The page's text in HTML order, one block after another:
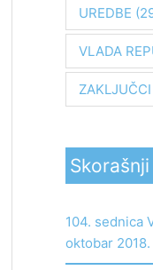
UREDBE
VLADA
ZAKLJUČCI
104. sednica
oktobar